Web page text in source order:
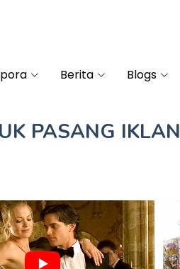
Berita Blogs
PASANG IKLAN